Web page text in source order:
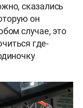
сказались
он
случае, это
где-